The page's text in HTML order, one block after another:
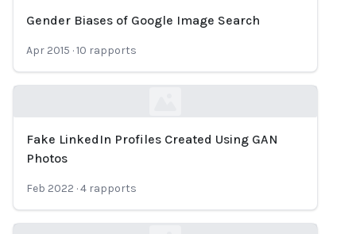
Gender Biases of Google Image Search
Apr 2015 ·10 rapports
Loading...
Fake LinkedIn Profiles Created Using GAN
Photos
Feb 2022 ·4 rapports